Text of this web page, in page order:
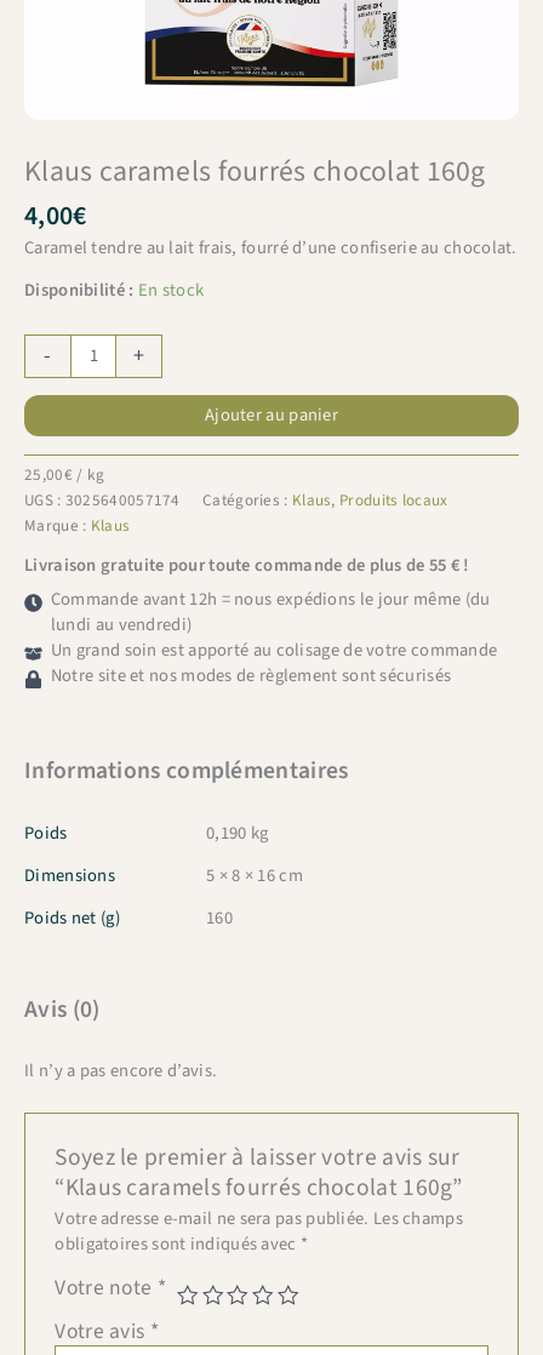
Klaus caramels fourrés chocolat 160g
4,00€
Caramel tendre au lait frais, fourré d’une confiserie au chocolat.
Disponibilité : En stock
-
de
Klaus
caramels
chocolat
160g
+
Ajouter au panier
25,00€ / kg
UGS : 3025640057174 Catégories : Klaus, Produits locaux
Marque : Klaus
Livraison gratuite pour toute commande de plus de 55 € !
Commande avant 12h = nous expédions le jour même (du
lundi au vendredi)
Un grand soin est apporté au colisage de votre commande
Notre site et nos modes de règlement sont sécurisés
Informations complémentaires
Poids
0,190 kg
Dimensions
5 × 8 × 16 cm
Poids net (g)
160
Avis (0)
Il n’y a pas encore d’avis.
Soyez le premier à laisser votre avis sur
“Klaus caramels fourrés chocolat 160g”
Votre adresse e-mail ne sera pas publiée. Les champs
obligatoires sont indiqués avec *
Votre note *
Votre avis *